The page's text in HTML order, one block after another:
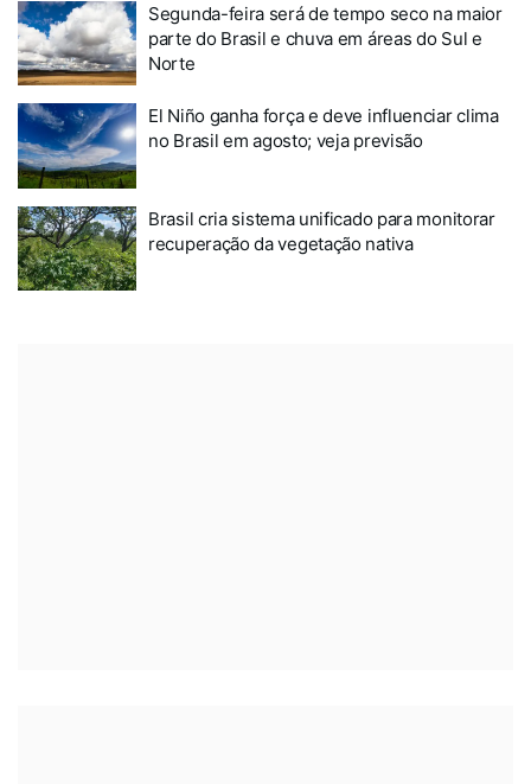
Segunda-feira será de tempo seco na maior
parte do Brasil e chuva em áreas do Sul e
Norte
El Niño ganha força e deve influenciar clima
no Brasil em agosto; veja previsão
Brasil cria sistema unificado para monitorar
recuperação da vegetação nativa